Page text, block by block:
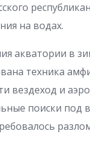
на водах.
акватории в
техника
вездеход и
поиски под